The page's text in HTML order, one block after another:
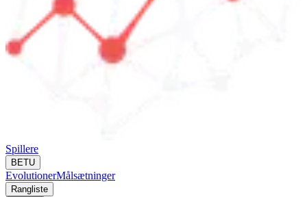
Spillere
BETU
EvolutionerMålsætninger
Rangliste